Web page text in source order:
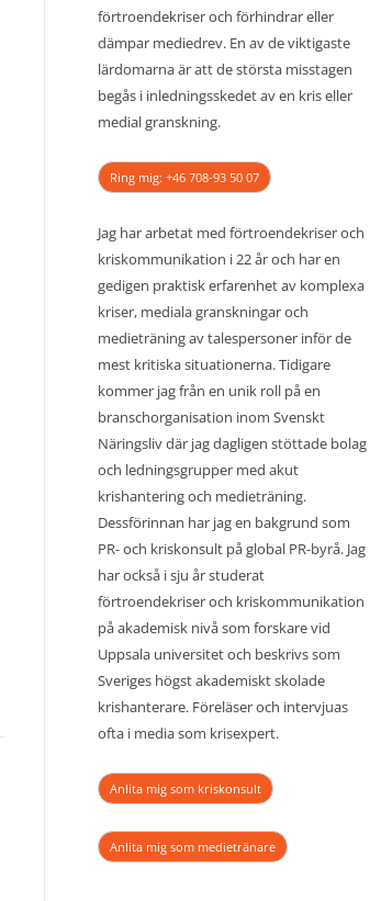
förtroendekriser och förhindrar eller
dämpar mediedrev. En av de viktigaste
lärdomarna är att de största misstagen
begås i inledningsskedet av en kris eller
medial granskning.
Ring mig: +46 708-93 50 07
Jag har arbetat med förtroendekriser och
kriskommunikation i 22 år och har en
gedigen praktisk erfarenhet av komplexa
kriser, mediala granskningar och
medieträning av talespersoner inför de
mest kritiska situationerna. Tidigare
kommer jag från en unik roll på en
branschorganisation inom Svenskt
Näringsliv där jag dagligen stöttade bolag
och ledningsgrupper med akut
krishantering och medieträning.
Dessförinnan har jag en bakgrund som
PR- och kriskonsult på global PR-byrå. Jag
har också i sju år studerat
förtroendekriser och kriskommunikation
på akademisk nivå som forskare vid
Uppsala universitet och beskrivs som
Sveriges högst akademiskt skolade
krishanterare. Föreläser och intervjuas
ofta i media som krisexpert.
Anlita mig som kriskonsult
Anlita mig som medietränare